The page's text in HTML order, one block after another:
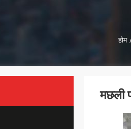
होम
मछली